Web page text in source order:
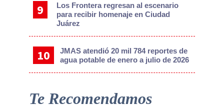
Los Frontera regresan al escenario
para recibir homenaje en Ciudad
Juárez
JMAS atendió 20 mil 784 reportes de
agua potable de enero a julio de 2026
Te Recomendamos